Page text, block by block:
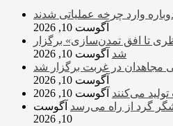
وارد چرخه عملیاتی شدند
آگوست 10, 2026
تا افق تمدن‌سازی» برگزار
شد آگوست 10, 2026
مجاهدان در غربت برگزار شد
آگوست 10, 2026
می‌کنند آگوست 10, 2026
گرد از راه می‌رسد آگوست
10, 2026